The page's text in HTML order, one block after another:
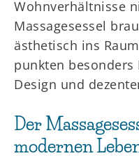
Wohnverhältnisse
Massagesessel
ästhetisch ins
punkten
Design und
Der
modernen